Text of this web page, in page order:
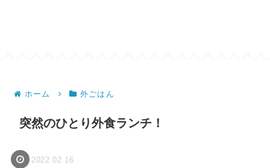
ホーム 外ごはん
突然のひとり外食ランチ！
2022.02.16